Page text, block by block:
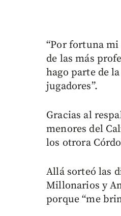
“Por fortuna mi
de las más
hago parte de
jugadores”.
Gracias al
menores del
los otrora
Allá sorteó las
Millonarios y
porque “me